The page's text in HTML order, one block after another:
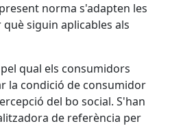
norma s'adapten les
siguin aplicables als
pel qual els consumidors
la condició de consumidor
del bo social. S'han
de referència per